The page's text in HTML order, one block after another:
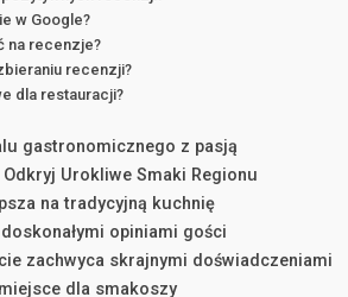
w Google?
na recenzje?
recenzji?
dla restauracji?
gastronomicznego z pasją
Urokliwe Smaki Regionu
na tradycyjną kuchnię
opiniami gości
zachwyca skrajnymi doświadczeniami
dla smakoszy